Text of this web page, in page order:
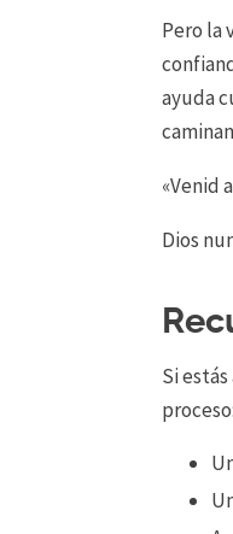
Pero la
ayuda
«Venid
Dios
Si
proceso: